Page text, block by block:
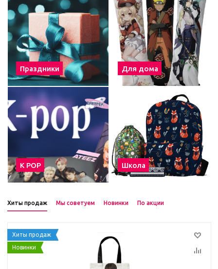
Праздники Для дома
К POP Школа
Хиты продаж Мы советуем Новинки По акции
Хиты продаж
Новинки